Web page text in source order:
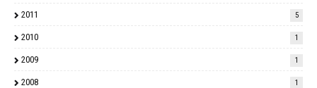
2011 5
2010 1
2009 1
2008 1